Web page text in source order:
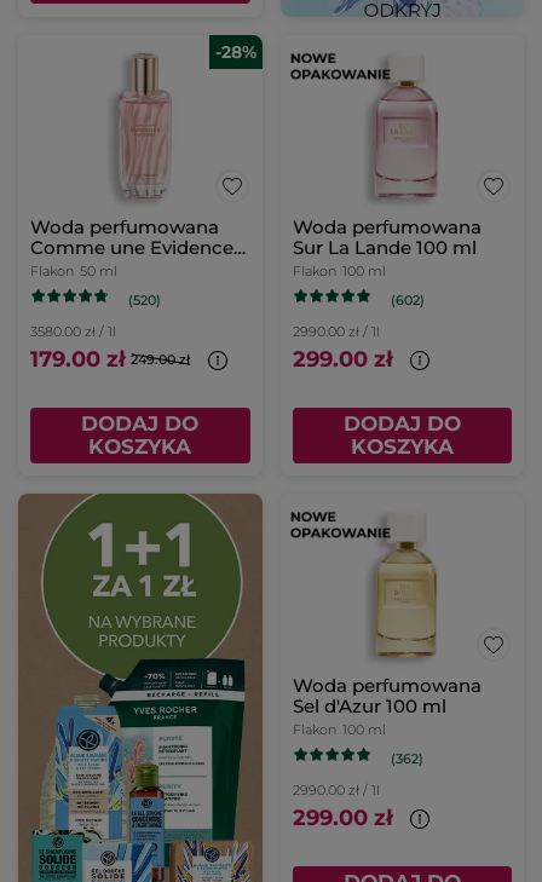
-28%
Woda perfumowana
Comme une Evidence
Intense 50 ml
Flakon 50 ml
(520)
3580.00 zł / 1l
179.00 zł 249.00 zł
DODAJ DO
KOSZYKA
Woda perfumowana
Sur La Lande 100 ml
Flakon 100 ml
(602)
2990.00 zł / 1l
299.00 zł
DODAJ DO
KOSZYKA
Woda perfumowana
Sel d'Azur 100 ml
Flakon 100 ml
(362)
2990.00 zł / 1l
299.00 zł